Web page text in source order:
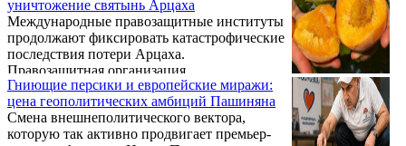
рассказал о вызовах, стоящих перед
армянским народом, коснувшись важной
миссии ААЦ в укреплении христианской
веры, сохранении национальной
идентичности, созидании духовного и
культурного наследия. Его Святейшество
выразил признательность дружественным ...
уничтожение святынь Арцаха
Международные правозащитные институты
продолжают фиксировать катастрофические
последствия потери Арцаха.
Правозащитная организация
«Международная христианская
солидарность» (Christian Solidarity
International – CSI) официально обратилась к
Совету ООН по правам человека в Женеве.
Гниющие персики и европейские миражи:
цена геополитических амбиций Пашиняна
Смена внешнеполитического вектора,
которую так активно продвигает премьер-